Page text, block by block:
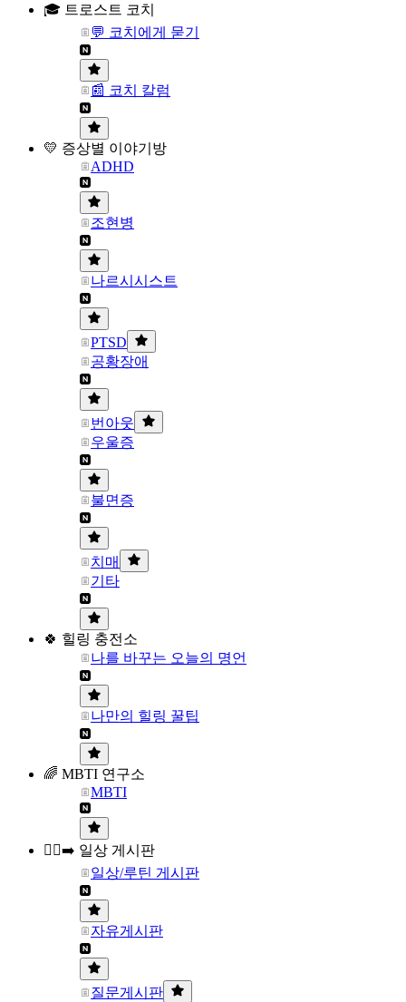
🎓 트로스트 코치
💬 코치에게 묻기
📰 코치 칼럼
💛 증상별 이야기방
ADHD
조현병
나르시시스트
PTSD
공황장애
번아웃
우울증
불면증
치매
기타
🍀 힐링 충전소
나를 바꾸는 오늘의 명언
나만의 힐링 꿀팁
🌈 MBTI 연구소
MBTI
🏃‍♀️‍➡️ 일상 게시판
일상/루틴 게시판
자유게시판
질문게시판